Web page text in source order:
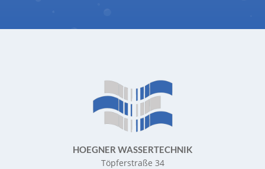
HOEGNER WASSERTECHNIK
Töpferstraße 34